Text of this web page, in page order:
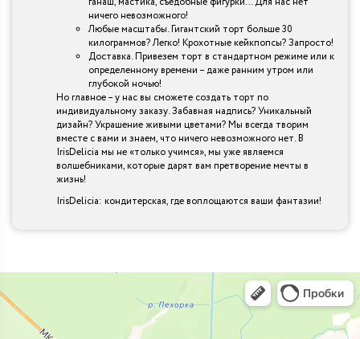
ничего невозможного!
Любые масштабы. Гигантский торт больше 30
килограммов? Легко! Крохотные кейкпопсы? Запросто!
Доставка. Привезем торт в стандартном режиме или к
определенному времени – даже ранним утром или
глубокой ночью!
Но главное – у нас вы сможете создать торт по
индивидуальному заказу. Забавная надпись? Уникальный
дизайн? Украшение живыми цветами? Мы всегда творим
вместе с вами и знаем, что ничего невозможного нет. В
IrisDelicia мы не «только учимся», мы уже являемся
волшебниками, которые дарят вам претворение мечты в
жизнь!
IrisDelicia: кондитерская, где воплощаются ваши фантазии!